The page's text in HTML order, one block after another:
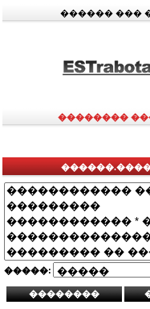
������ ���
��������
�����: